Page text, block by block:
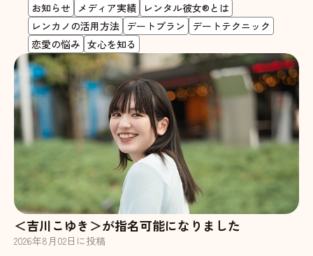
お知らせ メディア実績
レンタル彼女®とは
レンカノの活用方法 デートプラン
デートテクニック
恋愛の悩み 女心を知る
＜吉川こゆき＞が指名可能になりました
2026年8 月 02日に投稿